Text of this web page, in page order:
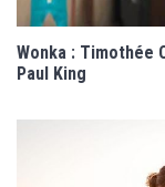
Wonka : Timothée
Paul King